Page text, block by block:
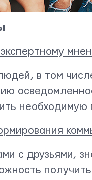
в том
с друзьями,